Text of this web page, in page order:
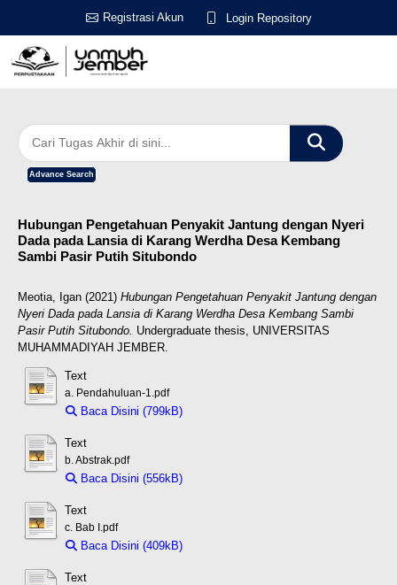
Registrasi Akun Login Repository
Advance Search
Hubungan Pengetahuan Penyakit Jantung dengan Nyeri
Dada pada Lansia di Karang Werdha Desa Kembang
Sambi Pasir Putih Situbondo
Meotia, Igan (2021) Hubungan Pengetahuan Penyakit Jantung dengan
Nyeri Dada pada Lansia di Karang Werdha Desa Kembang Sambi
Pasir Putih Situbondo. Undergraduate thesis, UNIVERSITAS
MUHAMMADIYAH JEMBER.
Text
a. Pendahuluan-1.pdf
Baca Disini (799kB)
Text
b. Abstrak.pdf
Baca Disini (556kB)
Text
c. Bab I.pdf
Baca Disini (409kB)
Text